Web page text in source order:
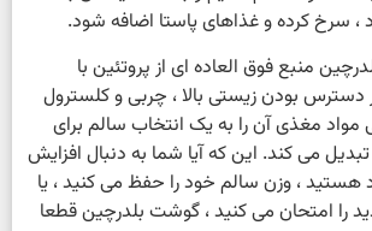
، سرخ کرده و غذاهای پاستا اضافه شود.
منبع فوق العاده ای از پروتئین با
دسترس بودن زیستی بالا ، چربی و کلسترول
مغذی آن را به یک انتخاب سالم برای
می کند. این که آیا شما به دنبال افزایش
، وزن سالم خود را حفظ می کنید ، یا
را امتحان می کنید ، گوشت بلدرچین قطعا